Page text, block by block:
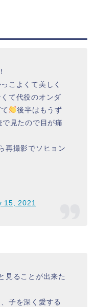
こよくて美しく
て代役のオンダ
後半はもうず
見たので目が痛
再撮影でソヒョン
15, 2021
見ることが出来た
子を深く愛する